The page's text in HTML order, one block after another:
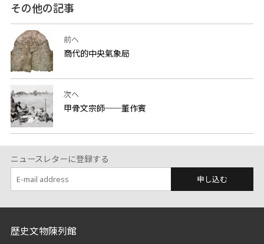
その他の記事
前へ
商代的中央氣象局
次へ
甲骨文宗師──董作賓
ニュースレターに登録する
申し込む
:::
歷史文物陳列館